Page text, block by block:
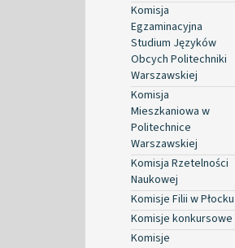
Komisja
Egzaminacyjna
Studium Języków
Obcych Politechniki
Warszawskiej
Komisja
Mieszkaniowa w
Politechnice
Warszawskiej
Komisja Rzetelności
Naukowej
Komisje Filii w Płocku
Komisje konkursowe
Komisje